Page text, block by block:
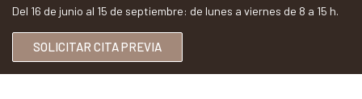
Del 16 de junio al 15 de septiembre: de lunes a viernes de 8 a 15 h.
SOLICITAR CITA PREVIA